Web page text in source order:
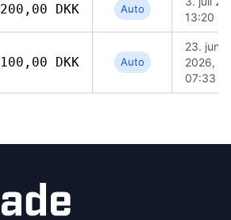
200,00 DKK Auto
13:20
100,00 DKK Auto
23. juni
2026,
07:33